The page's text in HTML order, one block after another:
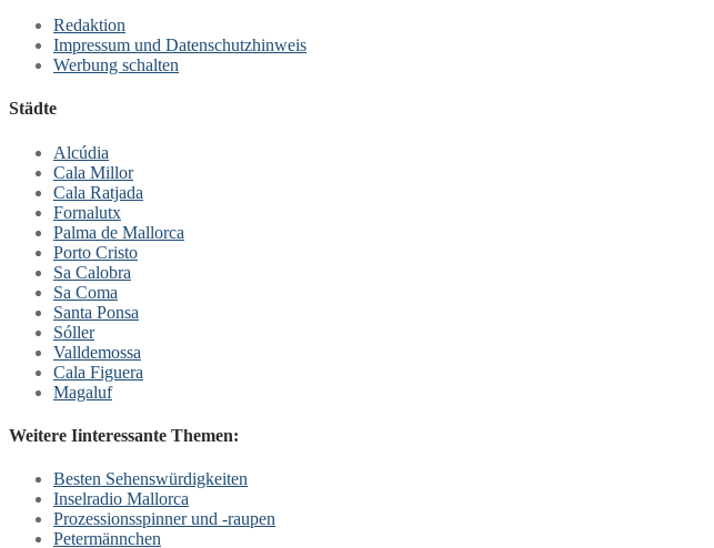
Redaktion
Impressum und Datenschutzhinweis
Werbung schalten
Städte
Alcúdia
Cala Millor
Cala Ratjada
Fornalutx
Palma de Mallorca
Porto Cristo
Sa Calobra
Sa Coma
Santa Ponsa
Sóller
Valldemossa
Cala Figuera
Magaluf
Weitere Iinteressante Themen:
Besten Sehenswürdigkeiten
Inselradio Mallorca
Prozessionsspinner und -raupen
Petermännchen